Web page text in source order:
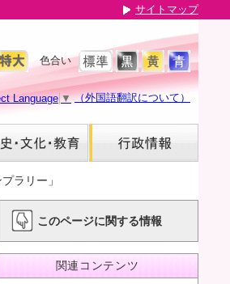
サイトマップ
色合い
Language▼ （外国語翻訳について）
ラリー」
このページに関する情報
関連コンテンツ